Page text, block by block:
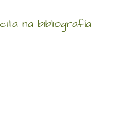
na bibliografía